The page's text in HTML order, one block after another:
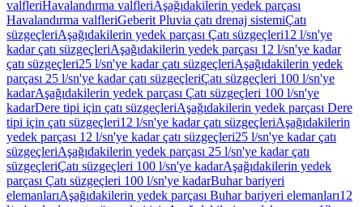
valfleriHavalandırma valfleriAşağıdakilerin yedek parçası
Havalandırma valfleriGeberit Pluvia çatı drenaj sistemiÇatı
süzgeçleriAşağıdakilerin yedek parçası Çatı süzgeçleri12 l/sn'ye
kadar çatı süzgeçleriAşağıdakilerin yedek parçası 12 l/sn'ye kadar
çatı süzgeçleri25 l/sn'ye kadar çatı süzgeçleriAşağıdakilerin yedek
parçası 25 l/sn'ye kadar çatı süzgeçleriÇatı süzgeçleri 100 l/sn'ye
kadarAşağıdakilerin yedek parçası Çatı süzgeçleri 100 l/sn'ye
kadarDere tipi için çatı süzgeçleriAşağıdakilerin yedek parçası Dere
tipi için çatı süzgeçleri12 l/sn'ye kadar çatı süzgeçleriAşağıdakilerin
yedek parçası 12 l/sn'ye kadar çatı süzgeçleri25 l/sn'ye kadar çatı
süzgeçleriAşağıdakilerin yedek parçası 25 l/sn'ye kadar çatı
süzgeçleriÇatı süzgeçleri 100 l/sn'ye kadarAşağıdakilerin yedek
parçası Çatı süzgeçleri 100 l/sn'ye kadarBuhar bariyeri
elemanlarıAşağıdakilerin yedek parçası Buhar bariyeri elemanları12